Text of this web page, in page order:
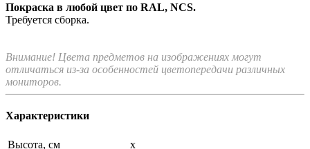
Покраска в любой цвет по RAL, NCS.
Требуется сборка.
Внимание! Цвета предметов на изображениях могут
отличаться из-за особенностей цветопередачи различных
мониторов.
Характеристики
Высота, см
x